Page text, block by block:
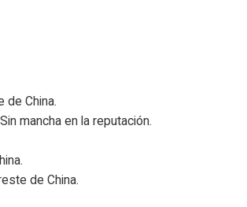
China.
mancha en la reputación.
de China.